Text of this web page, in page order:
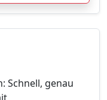
Schnell, genau